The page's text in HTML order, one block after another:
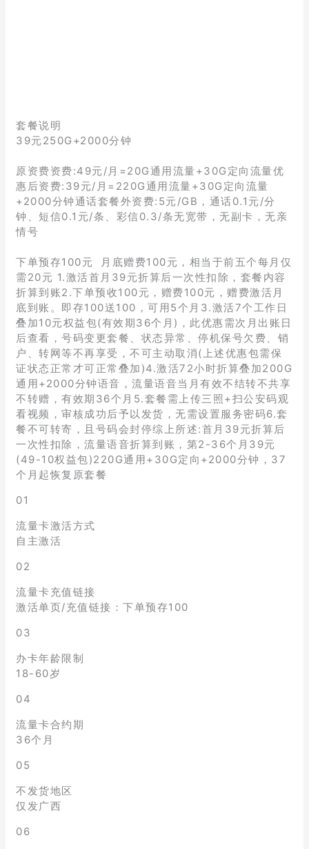
套餐说明
39元250G+2000分钟
原资费资费:49元/月=20G通用流量+30G定向流量优
惠后资费:39元/月=220G通用流量+30G定向流量
+2000分钟通话套餐外资费:5元/GB，通话0.1元/分
钟、短信0.1元/条、彩信0.3/条无宽带，无副卡，无亲
情号
下单预存100元 月底赠费100元，相当于前五个每月仅
需20元 1.激活首月39元折算后一次性扣除，套餐内容
折算到账2.下单预收100元，赠费100元，赠费激活月
底到账。即存100送100，可用5个月3.激活7个工作日
叠加10元权益包(有效期36个月)，此优惠需次月出账日
后查看，号码变更套餐、状态异常、停机保号欠费、销
户、转网等不再享受，不可主动取消(上述优惠包需保
证状态正常才可正常叠加)4.激活72小时折算叠加200G
通用+2000分钟语音，流量语音当月有效不结转不共享
不转赠，有效期36个月5.套餐需上传三照+扫公安码观
看视频，审核成功后予以发货，无需设置服务密码6.套
餐不可转寄，且号码会封停综上所述:首月39元折算后
一次性扣除，流量语音折算到账，第2-36个月39元
(49-10权益包)220G通用+30G定向+2000分钟，37
个月起恢复原套餐
01
流量卡激活方式
自主激活
02
流量卡充值链接
激活单页/充值链接：下单预存100
03
办卡年龄限制
18-60岁
04
流量卡合约期
36个月
05
不发货地区
仅发广西
06